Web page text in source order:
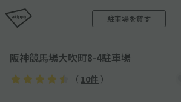
駐車場を貸す
阪神競馬場大吹町8-4駐車場
（ 10件 ）